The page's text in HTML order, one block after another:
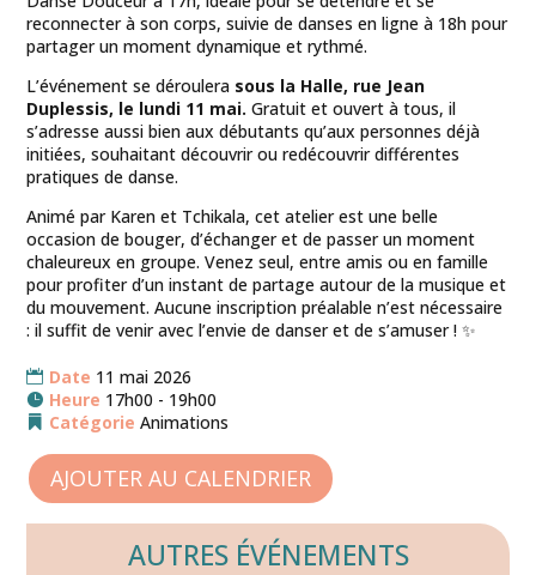
reconnecter à son corps, suivie de danses en ligne à 18h pour
partager un moment dynamique et rythmé.
L’événement se déroulera sous la Halle, rue Jean
Duplessis, le lundi 11 mai. Gratuit et ouvert à tous, il
s’adresse aussi bien aux débutants qu’aux personnes déjà
initiées, souhaitant découvrir ou redécouvrir différentes
pratiques de danse.
Animé par Karen et Tchikala, cet atelier est une belle
occasion de bouger, d’échanger et de passer un moment
chaleureux en groupe. Venez seul, entre amis ou en famille
pour profiter d’un instant de partage autour de la musique et
du mouvement. Aucune inscription préalable n’est nécessaire
: il suffit de venir avec l’envie de danser et de s’amuser ! ✨
Date 11 mai 2026
Heure 17h00 - 19h00
CatégorieAnimations
AJOUTER AU CALENDRIER
AUTRES ÉVÉNEMENTS